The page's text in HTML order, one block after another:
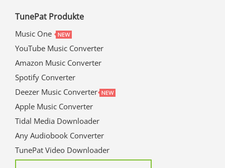
TunePat Produkte
Music One
YouTube Music Converter
Amazon Music Converter
Spotify Converter
Deezer Music Converter
Apple Music Converter
Tidal Media Downloader
Any Audiobook Converter
TunePat Video Downloader